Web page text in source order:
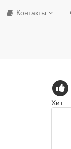
Контакты
Хит